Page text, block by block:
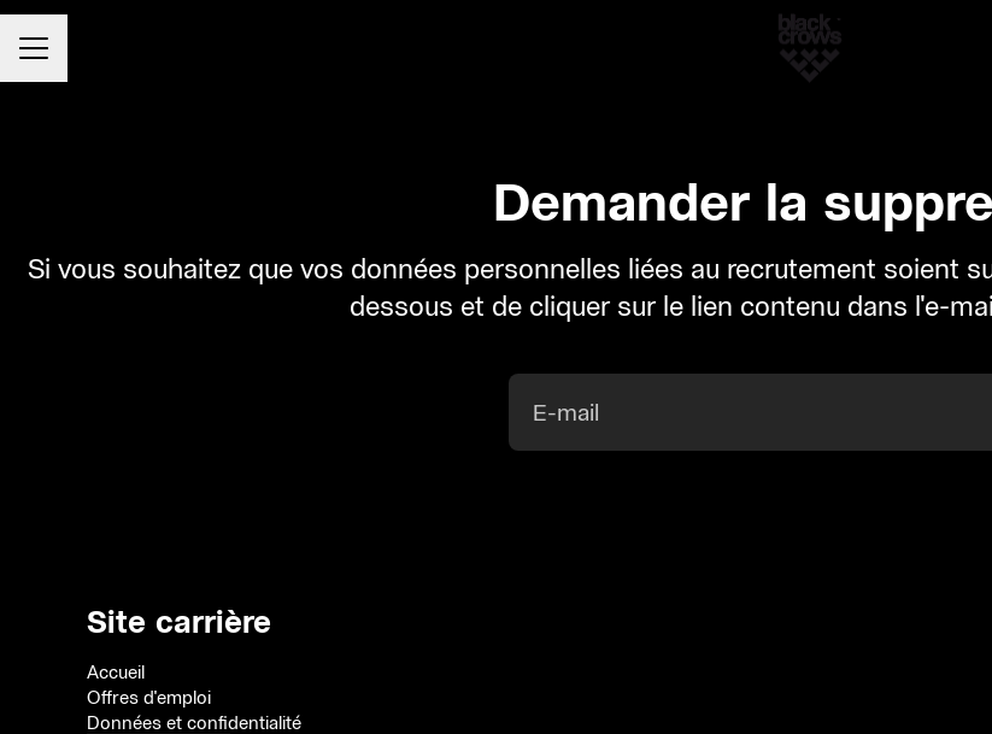
Menu carrière
Demander la
Si vous souhaitez que vos données personnelles liées au recrutement soient
dessous et de cliquer sur le lien contenu dans l'e-
Site carrière
Accueil
Offres d'emploi
Données et confidentialité